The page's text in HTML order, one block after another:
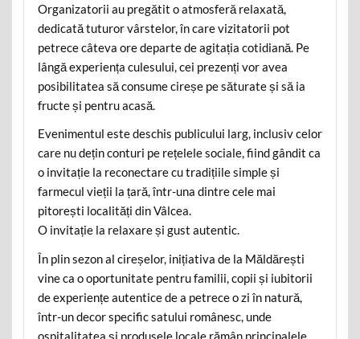
Organizatorii au pregătit o atmosferă relaxată,
dedicată tuturor vârstelor, în care vizitatorii pot
petrece câteva ore departe de agitația cotidiană. Pe
lângă experiența culesului, cei prezenți vor avea
posibilitatea să consume cireșe pe săturate și să ia
fructe și pentru acasă.
Evenimentul este deschis publicului larg, inclusiv celor
care nu dețin conturi pe rețelele sociale, fiind gândit ca
o invitație la reconectare cu tradițiile simple și
farmecul vieții la țară, într-una dintre cele mai
pitorești localități din Vâlcea.
O invitație la relaxare și gust autentic.
În plin sezon al cireșelor, inițiativa de la Măldărești
vine ca o oportunitate pentru familii, copii și iubitorii
de experiențe autentice de a petrece o zi în natură,
într-un decor specific satului românesc, unde
ospitalitatea și produsele locale rămân principalele